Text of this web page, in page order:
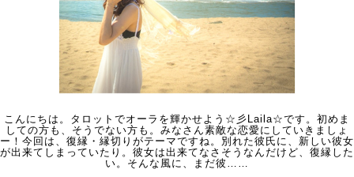
こんにちは。タロットでオーラを輝かせよう☆彡Laila☆です。初めま
しての方も、そうでない方も。みなさん素敵な恋愛にしていきましょ
ー！今回は、復縁・縁切りがテーマですね。別れた彼氏に、新しい彼女
が出来てしまっていたり。彼女は出来てなさそうなんだけど、復縁した
い。そんな風に、まだ彼……